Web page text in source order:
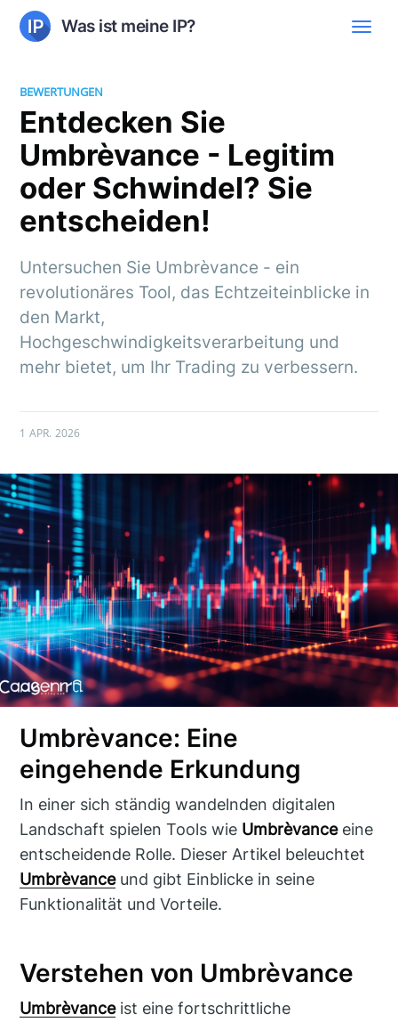
Was ist meine IP?
BEWERTUNGEN
Entdecken Sie
Umbrèvance - Legitim
oder Schwindel? Sie
entscheiden!
Untersuchen Sie Umbrèvance - ein
revolutionäres Tool, das Echtzeiteinblicke in
den Markt,
Hochgeschwindigkeitsverarbeitung und
mehr bietet, um Ihr Trading zu verbessern.
1 APR. 2026
Umbrèvance: Eine
eingehende Erkundung
In einer sich ständig wandelnden digitalen
Landschaft spielen Tools wie Umbrèvanceeine
entscheidende Rolle. Dieser Artikel beleuchtet
Umbrèvanceund gibt Einblicke in seine
Funktionalität und Vorteile.
Verstehen von Umbrèvance
Umbrèvanceist eine fortschrittliche